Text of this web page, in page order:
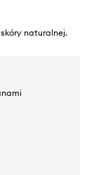
naturalnej.